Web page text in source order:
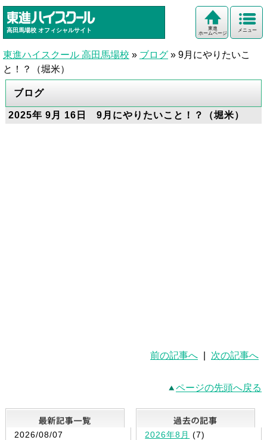
高田馬場校 オフィシャルサイト メニュー
東進
ホームページ
東進ハイスクール 高田馬場校 » ブログ » 9月にやりたいこ
と！？（堀米）
ブログ
2025年 9月 16日 9月にやりたいこと！？（堀米）
前の記事へ 次の記事へ
ページの先頭へ戻る
最新記事一覧
2026/08/07
2026年8月 (7)